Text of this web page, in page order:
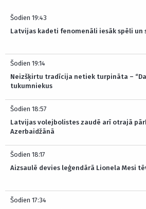
Šodien 19:43
Latvijas kadeti fenomenāli iesāk spēli un
Šodien 19:14
Neizšķirtu tradīcija netiek turpināta –
tukumniekus
Šodien 18:57
Latvijas volejbolistes zaudē arī otrajā
Azerbaidžānā
Šodien 18:17
Aizsaulē devies leģendārā Lionela Mesi
Šodien 17:34